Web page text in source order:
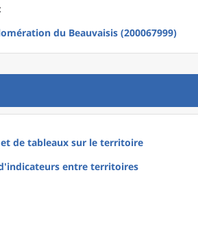
du Beauvaisis (200067999)
de tableaux sur le territoire
entre territoires